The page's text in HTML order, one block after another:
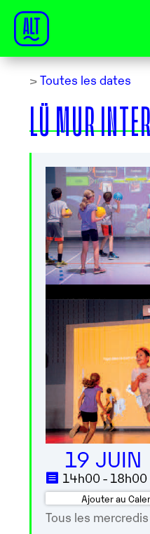
> Toutes les dates
LÜ MUR
19 JUIN
14h00 - 18h00
Ajouter au
Télécharger
Tous les